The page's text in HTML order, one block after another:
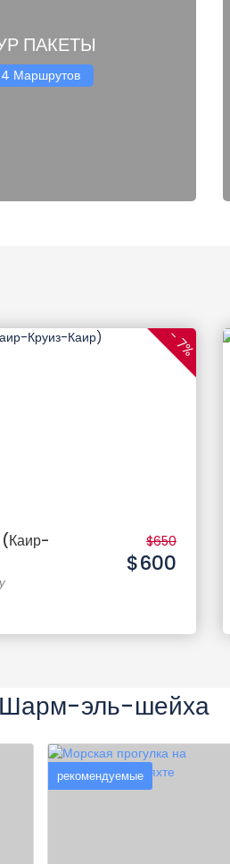
ПАКЕТЫ
4 Маршрутов
- 7%
(Каир-
$650
$600
Шарм-эль-шейха
рекомендуемые